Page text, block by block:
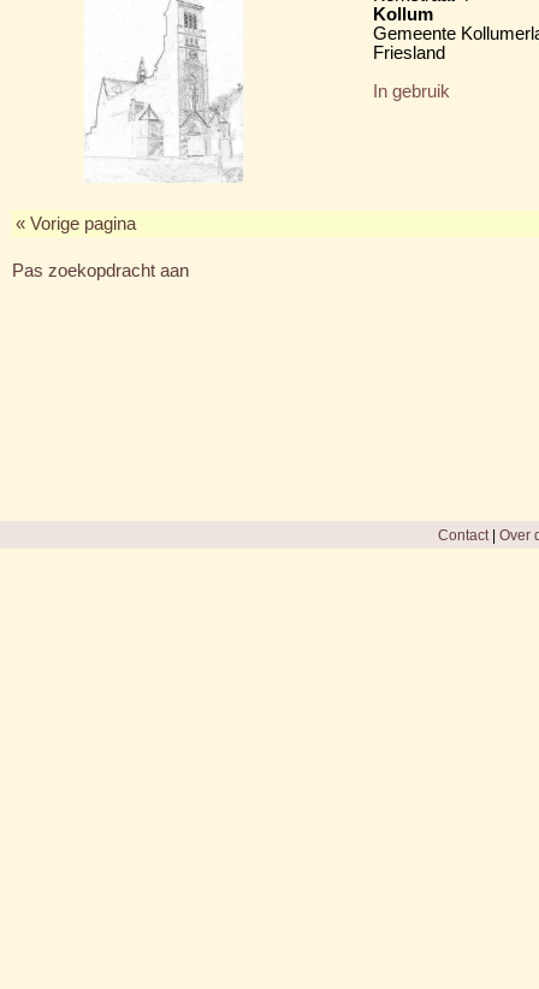
Kollum
Gemeente
Friesland
In gebruik
« Vorige pagina
Pas zoekopdracht aan
Contact| Over